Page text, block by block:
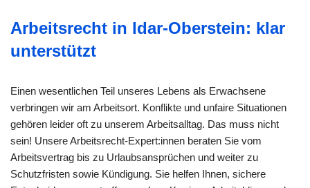
Arbeitsrecht in Idar-Oberstein: klar
unterstützt
Einen wesentlichen Teil unseres Lebens als Erwachsene
verbringen wir am Arbeitsort. Konflikte und unfaire Situationen
gehören leider oft zu unserem Arbeitsalltag. Das muss nicht
sein! Unsere Arbeitsrecht-Expert:innen beraten Sie vom
Arbeitsvertrag bis zu Urlaubsansprüchen und weiter zu
Schutzfristen sowie Kündigung. Sie helfen Ihnen, sichere